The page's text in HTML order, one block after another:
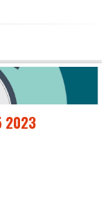
2023